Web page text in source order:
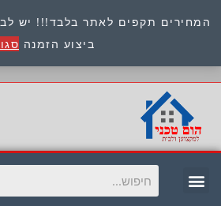
המחירים תקפים לאתר בלבד!!! יש
ביצוע הזמנה
8945722